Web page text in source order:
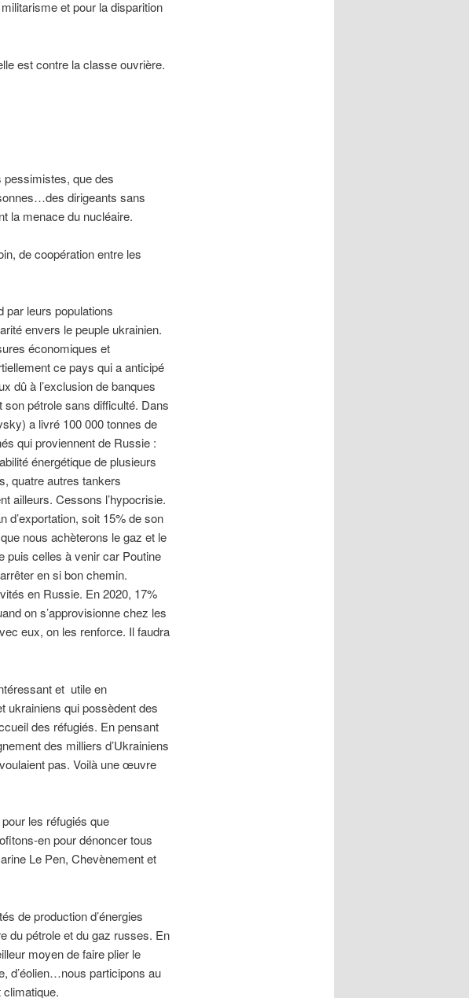
et pour la disparition
est contre la classe ouvrière.
que des
dirigeants sans
la menace du nucléaire.
de coopération entre les
par leurs populations
envers le peuple ukrainien.
économiques et
ce pays qui a anticipé
dû à l’exclusion de banques
pétrole sans difficulté. Dans
a livré 100 000 tonnes de
qui proviennent de Russie :
énergétique de plusieurs
quatre autres tankers
ailleurs. Cessons l’hypocrisie.
d’exportation, soit 15% de son
nous achèterons le gaz et le
puis celles à venir car Poutine
en si bon chemin.
en Russie. En 2020, 17%
on s’approvisionne chez les
eux, on les renforce. Il faudra
et utile en
ukrainiens qui possèdent des
des réfugiés. En pensant
des milliers d’Ukrainiens
pas. Voilà une œuvre
les réfugiés que
en pour dénoncer tous
Le Pen, Chevènement et
de production d’énergies
du pétrole et du gaz russes. En
moyen de faire plier le
d’éolien…nous participons au